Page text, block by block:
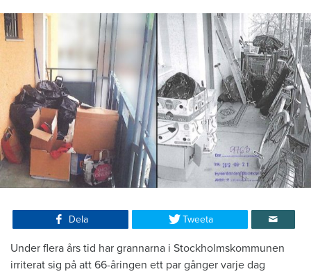
Dela Tweeta
Under flera års tid har grannarna i Stockholmskommunen
irriterat sig på att 66-åringen ett par gånger varje dag